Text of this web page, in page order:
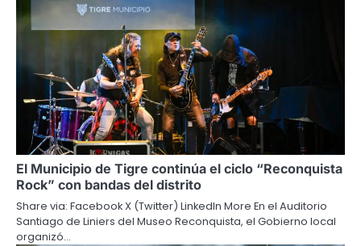
El Municipio de Tigre continúa el ciclo “Reconquista
Rock” con bandas del distrito
Share via: Facebook X (Twitter) LinkedIn More En el Auditorio
Santiago de Liniers del Museo Reconquista, el Gobierno local
organizó…